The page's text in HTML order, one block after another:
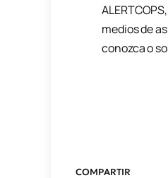
medios de
conozca o
COMPARTIR